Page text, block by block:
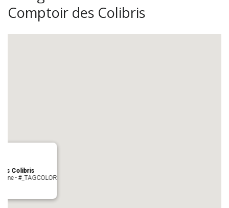
Comptoir des Colibris
Colibris
- #_TAGCOLOR